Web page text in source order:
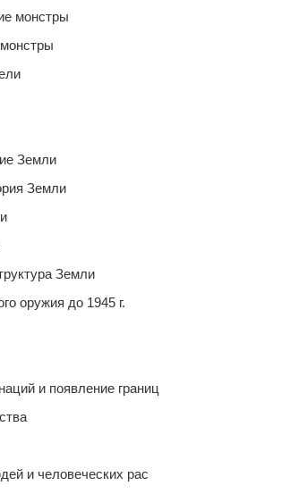
монстры
Земли
Земли
Земли
оружия до 1945 г.
и появление границ
и человеческих рас